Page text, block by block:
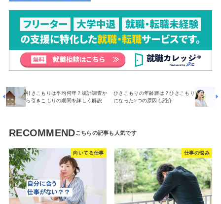
引きこもりは平均何年？統計調査か
ら引きこもりの期間を詳しく解説
ひきこもりの年齢層は？ひきこもり
になった5つの原因も紹介
RECOMMEND
向いてる仕事 仕事の悩み